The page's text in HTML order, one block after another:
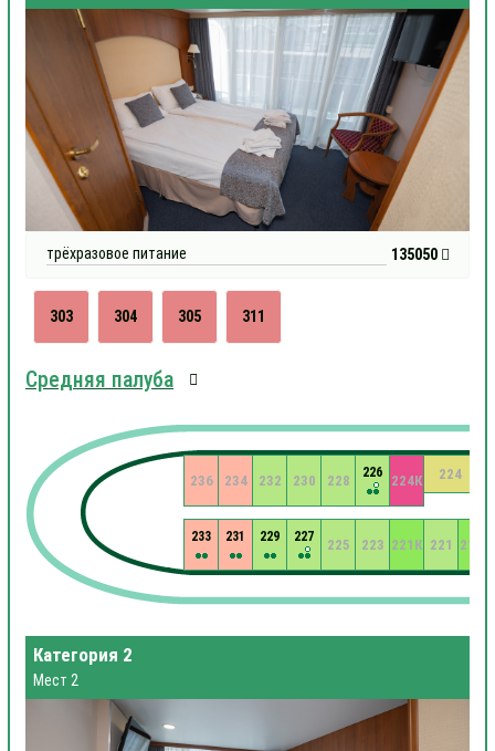
трёхразовое питание 135050
303 304 305 311
Средняя палуба
219К
221
221К
223
224
224К
225
226
227
228
229
230
231
232
233
234
236
Категория 2
Мест 2